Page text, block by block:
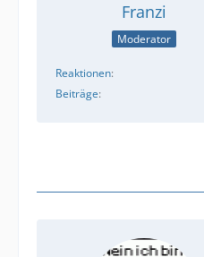
Franzi
Moderator
Reaktionen
Beiträge